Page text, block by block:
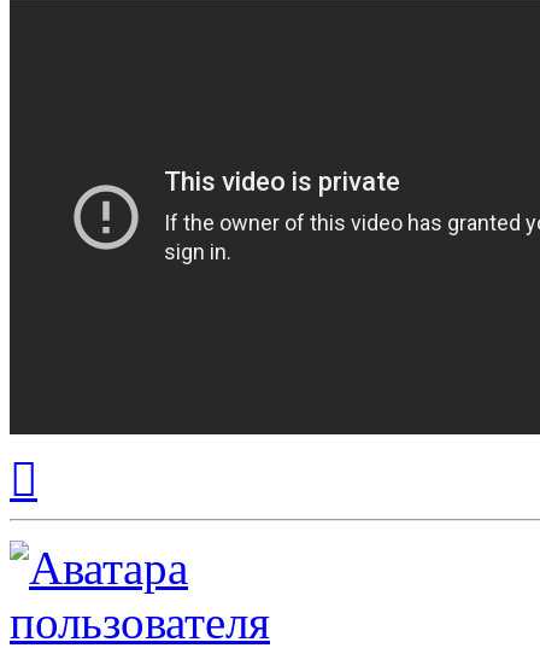
началу